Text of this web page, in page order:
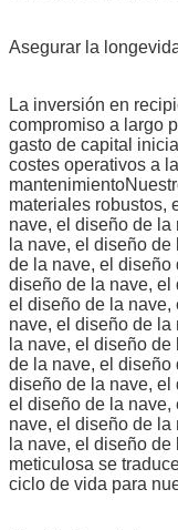
Asegurar la
La inversión en
compromiso a largo
gasto de capital
costes operativos a
materiales robustos,
nave, el diseño de
la nave, el diseño
de la nave, el diseño
diseño de la nave, el
el diseño de la nave,
nave, el diseño de
la nave, el diseño
de la nave, el diseño
diseño de la nave, el
el diseño de la nave,
nave, el diseño de
la nave, el diseño
meticulosa se
ciclo de vida para